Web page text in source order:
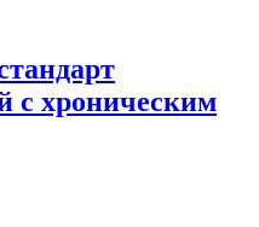
с хроническим